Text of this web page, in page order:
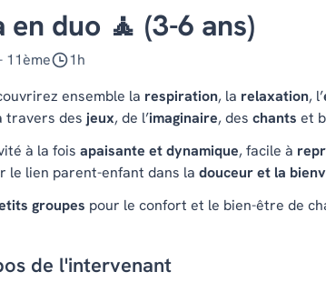
en duo 🧘 (3-6 ans)
11ème
1h
ensemble la respiration, la relaxation, l’
travers des jeux, de l’imaginaire, des chants et
à la fois apaisante et dynamique, facile à
le lien parent-enfant dans la douceur et la
groupes pour le confort et le bien-être de
de l'intervenant